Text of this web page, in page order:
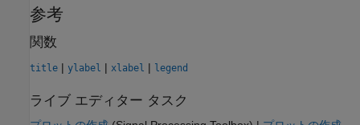
参考
関数
title | ylabel | xlabel | legend
ライブ エディター タスク